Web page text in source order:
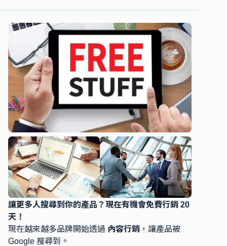
讓更多人搜尋到你的產品？現在有機會免費行銷 20
天！
現在越來越多品牌開始透過 內容行銷 ，讓產品被
Google 搜尋到。